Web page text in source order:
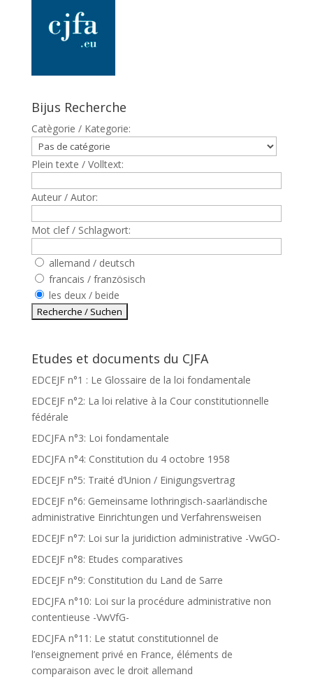
Bijus Recherche
Catègorie / Kategorie:
Plein texte / Volltext:
Auteur / Autor:
Mot clef / Schlagwort:
allemand / deutsch
francais / französisch
les deux / beide
Etudes et documents du CJFA
EDCEJF n°1 : Le Glossaire de la loi fondamentale
EDCEJF n°2: La loi relative à la Cour constitutionnelle
fédérale
EDCJFA n°3: Loi fondamentale
EDCJFA n°4: Constitution du 4 octobre 1958
EDCEJF n°5: Traité d’Union / Einigungsvertrag
EDCEJF n°6: Gemeinsame lothringisch-saarländische
administrative Einrichtungen und Verfahrensweisen
EDCEJF n°7: Loi sur la juridiction administrative -VwGO-
EDCEJF n°8: Etudes comparatives
EDCEJF n°9: Constitution du Land de Sarre
EDCJFA n°10: Loi sur la procédure administrative non
contentieuse -VwVfG-
EDCJFA n°11: Le statut constitutionnel de
l’enseignement privé en France, éléments de
comparaison avec le droit allemand